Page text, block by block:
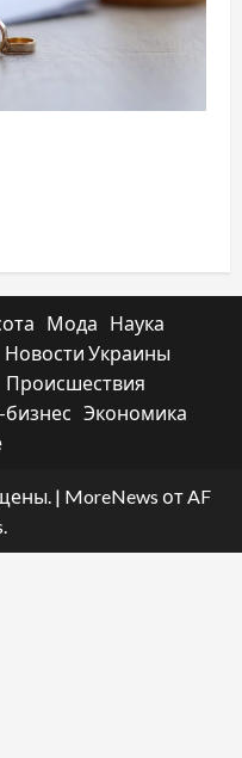
Мода
Наука
Новости Украины
Происшествия
Экономика
| MoreNews от AF